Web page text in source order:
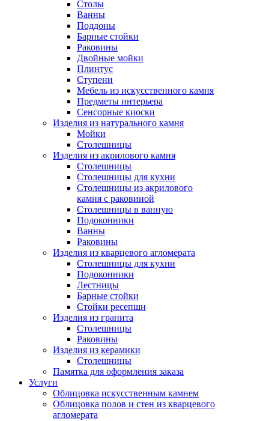
Столы
Ванны
Поддоны
Барные стойки
Раковины
Двойные мойки
Плинтус
Ступени
Мебель из искусственного камня
Предметы интерьера
Сенсорные киоски
Изделия из натурального камня
Мойки
Столешницы
Изделия из акрилового камня
Столешницы
Столешницы для кухни
Столешницы из акрилового
камня с раковиной
Столешницы в ванную
Подоконники
Ванны
Раковины
Изделия из кварцевого агломерата
Столешницы для кухни
Подоконники
Лестницы
Барные стойки
Стойки ресепшн
Изделия из гранита
Столешницы
Раковины
Изделия из керамики
Столешницы
Памятка для оформления заказа
Услуги
Облицовка искусственным камнем
Облицовка полов и стен из кварцевого
агломерата